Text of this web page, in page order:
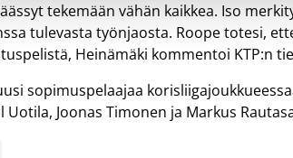
tekemään vähän kaikkea. Iso
tulevasta työnjaosta. Roope totesi,
Heinämäki kommentoi KTP:n
sopimuspelaajaa
Uotila, Joonas Timonen ja Markus